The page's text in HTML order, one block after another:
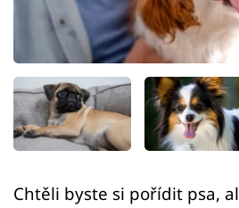
Přihlášení
Sledujte nás
Chtěli byste si pořídit psa,